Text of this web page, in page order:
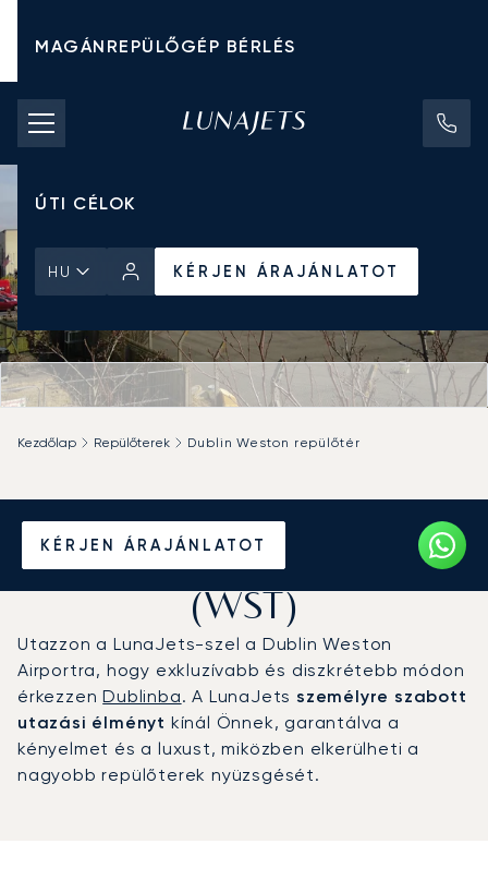
MAGÁNREPÜLŐGÉP BÉRLÉS
CHARTER ÁRAK
MAGÁNREPÜLŐGÉPEK
ÚTI CÉLOK
HU KÉRJEN ÁRAJÁNLATOT
KÉRJEN ÁRAJÁNLATOT
Kezdőlap Repülőterek Dublin Weston repülőtér
Magánrepülőgép bérlése a
Dublin Weston repülőtérre
(WST)
Utazzon a LunaJets-szel a Dublin Weston
Airportra, hogy exkluzívabb és diszkrétebb módon
érkezzenDublinba. A LunaJetsszemélyre szabott
utazási élményt kínál Önnek, garantálva a
kényelmet és a luxust, miközben elkerülheti a
nagyobb repülőterek nyüzsgését.